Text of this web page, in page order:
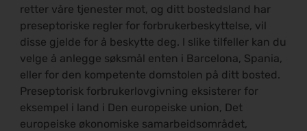
retter våre tjenester mot, og ditt bostedsland har
preseptoriske regler for forbrukerbeskyttelse, vil
disse gjelde for å beskytte deg. I slike tilfeller kan du
velge å anlegge søksmål enten i Barcelona, Spania,
eller for den kompetente domstolen på ditt bosted.
Preseptorisk forbrukerlovgivning eksisterer for
eksempel i land i Den europeiske union, Det
europeiske økonomiske samarbeidsområdet,